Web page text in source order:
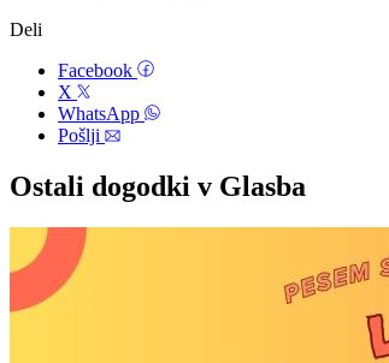
Deli
Facebook
X
WhatsApp
Pošlji
Ostali dogodki v Glasba